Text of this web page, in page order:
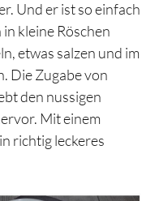
Und er ist so einfach
kleine Röschen
etwas salzen und im
Die Zugabe von
den nussigen
Mit einem
richtig leckeres